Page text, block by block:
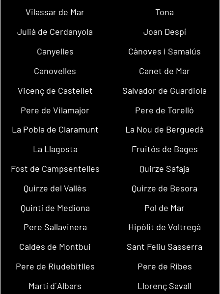
Vilassar de Mar
Tona
Julià de Cerdanyola
Joan Despí
Canyelles
Cànoves i Samalús
Canovelles
Canet de Mar
Vicenç de Castellet
Salvador de Guardiola
Pere de Vilamajor
Pere de Torelló
La Pobla de Claramunt
La Nou de Berguedà
La Llagosta
Fruitós de Bages
Fost de Campsentelles
Quirze Safaja
Quirze del Vallès
Quirze de Besora
Quintí de Mediona
Pol de Mar
Pere Sallavinera
Hipòlit de Voltregà
Caldes de Montbui
Sant Feliu Sasserra
Pere de Riudebitlles
Pere de Ribes
Martí d´Albars
Llorenç Savall